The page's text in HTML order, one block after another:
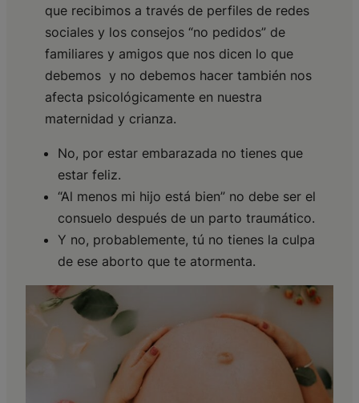
que recibimos a través de perfiles de redes
sociales y los consejos “no pedidos” de
familiares y amigos que nos dicen lo que
debemos y no debemos hacer también nos
afecta psicológicamente en nuestra
maternidad y crianza.
No, por estar embarazada no tienes que
estar feliz.
“Al menos mi hijo está bien” no debe ser el
consuelo después de un parto traumático.
Y no, probablemente, tú no tienes la culpa
de ese aborto que te atormenta.